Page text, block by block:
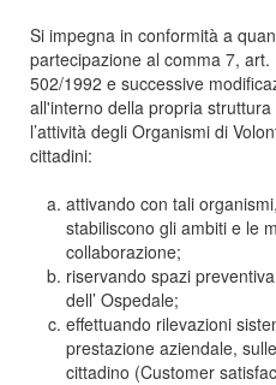
Si impegna in conformità a
partecipazione al comma 7,
502/1992 e successive
all'interno della propria
l’attività degli Organismi di
cittadini:
attivando con tali
stabiliscono gli ambiti e le
collaborazione;
riservando spazi
dell’ Ospedale;
effettuando rilevazioni
prestazione aziendale,
cittadino (Customer